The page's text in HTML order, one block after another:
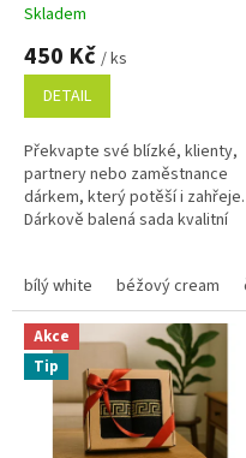
Průměrné
hodnocení
produktu
5,0
5
hvězdiček.
Skladem
450 Kč / ks
DETAIL
Překvapte své blízké, klienty,
partnery nebo zaměstnance
dárkem, který potěší i zahřeje.
Dárkově balená sada kvalitní
bílý white
béžový cream
Akce
Tip